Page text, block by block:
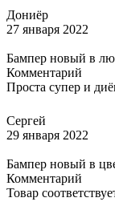
Дониёр
27 января 2022
Бампер новый в
Комментарий
Проста супер и
Сергей
29 января 2022
Бампер новый в
Комментарий
Товар